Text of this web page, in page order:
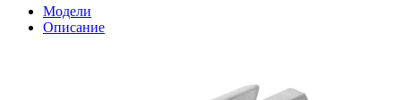
Модели
Описание